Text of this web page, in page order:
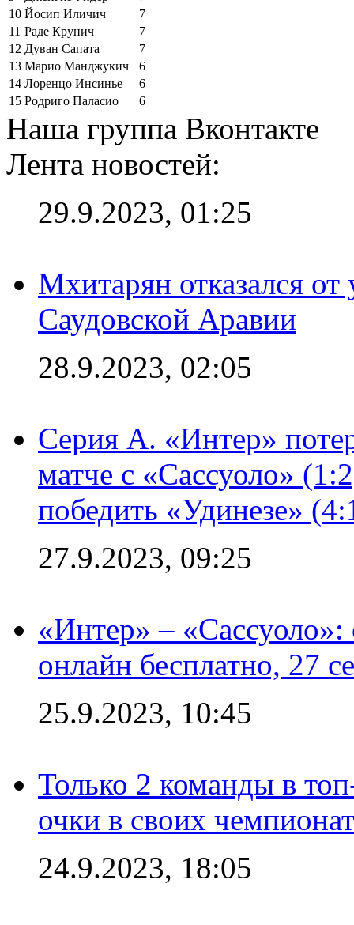
10 Йосип Иличич
7
11 Раде Крунич
7
12 Дуван Сапата
7
13 Марио Манджукич
6
14 Лоренцо Инсинье
6
15 Родриго Паласио 6
Наша группа Вконтакте
Лента новостей:
29.9.2023, 01:25
Мхитарян отказался от
Саудовской Аравии
28.9.2023, 02:05
Серия А. «Интер»
матче с «Сассуоло»
победить «Удинезе»
27.9.2023, 09:25
«Интер» –
онлайн бесплатно, 27
25.9.2023, 10:45
Только 2 команды в
очки в своих
24.9.2023, 18:05